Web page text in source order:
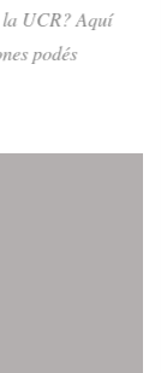
la UCR? Aquí
podés